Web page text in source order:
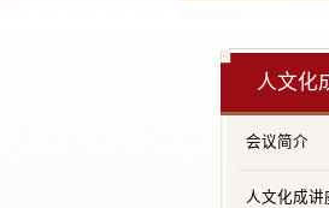
人文化
会议简介
人文化成讲